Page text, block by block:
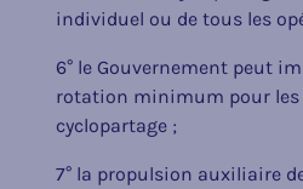
individuel ou de tous les
6° le Gouvernement peut
rotation minimum pour les
cyclopartage ;
7° la propulsion auxiliaire